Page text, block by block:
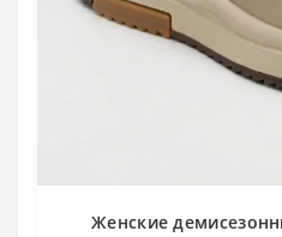
Женские